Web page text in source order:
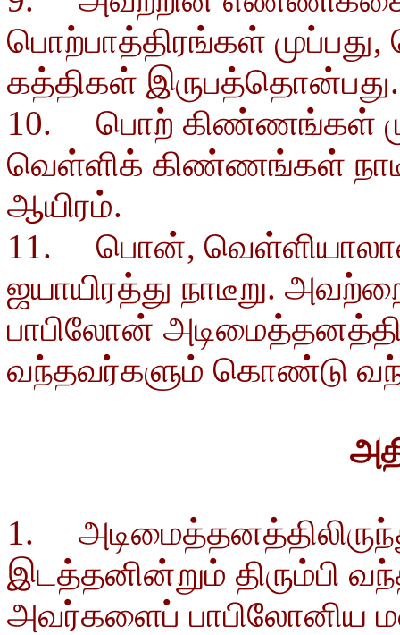
பொற்பாத்திரங்கள்
கத்திகள் இருபத்தொன்பது.
10. பொற் கிண்ணங்கள்
வெள்ளிக் கிண்ணங்கள்
ஆயிரம்.
11. பொன்,
ஜயாயிரத்து நாடீறு.
பாபிலோன்
வந்தவர்களும் கொண்டு
1.
இடத்தனின்றும் திரும்பி
அவர்களைப் பாபிலோனிய